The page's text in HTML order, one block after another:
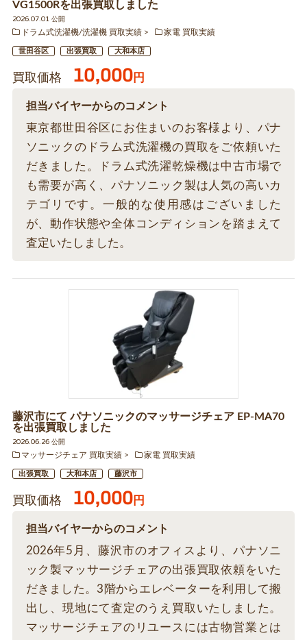
VG1500Rを出張買取しました
2026.07.01 公開
ドラム式洗濯機/洗濯機 買取実績
家電 買取実績
世田谷区 出張買取 大和本店
買取価格 10,000円
担当バイヤーからのコメント
東京都世田谷区にお住まいのお客様より、パナ
ソニックのドラム式洗濯機の買取をご依頼いた
だきました。ドラム式洗濯乾燥機は中古市場で
も需要が高く、パナソニック製は人気の高いカ
テゴリです。一般的な使用感はございました
が、動作状態や全体コンディションを踏まえて
査定いたしました。
藤沢市にて パナソニックのマッサージチェア EP-MA70
を出張買取しました
2026.06.26 公開
マッサージチェア 買取実績
家電 買取実績
出張買取 大和本店 藤沢市
買取価格 10,000円
担当バイヤーからのコメント
2026年5月、藤沢市のオフィスより、パナソニ
ック製マッサージチェアの出張買取依頼をいた
だきました。3階からエレベーターを利用して搬
出し、現地にて査定のうえ買取いたしました。
マッサージチェアのリユースには古物営業とは